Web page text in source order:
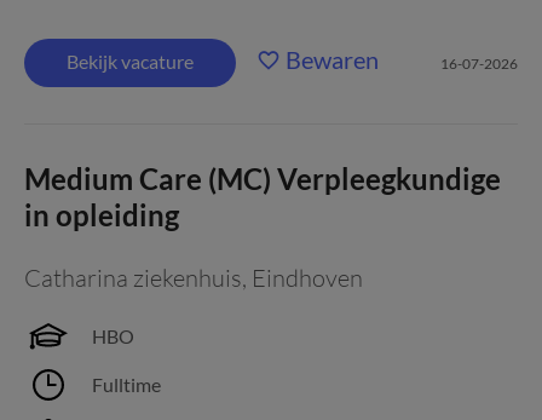
Bekijk vacature Bewaren 16-07-2026
Medium Care (MC) Verpleegkundige
in opleiding
Catharina ziekenhuis, Eindhoven
HBO
Fulltime